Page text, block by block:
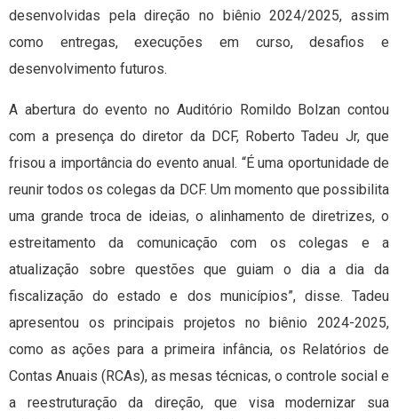
desenvolvidas pela direção no biênio 2024/2025, assim
como entregas, execuções em curso, desafios e
desenvolvimento futuros.
A abertura do evento no Auditório Romildo Bolzan contou
com a presença do diretor da DCF, Roberto Tadeu Jr, que
frisou a importância do evento anual. “É uma oportunidade de
reunir todos os colegas da DCF. Um momento que possibilita
uma grande troca de ideias, o alinhamento de diretrizes, o
estreitamento da comunicação com os colegas e a
atualização sobre questões que guiam o dia a dia da
fiscalização do estado e dos municípios”, disse. Tadeu
apresentou os principais projetos no biênio 2024-2025,
como as ações para a primeira infância, os Relatórios de
Contas Anuais (RCAs), as mesas técnicas, o controle social e
a reestruturação da direção, que visa modernizar sua